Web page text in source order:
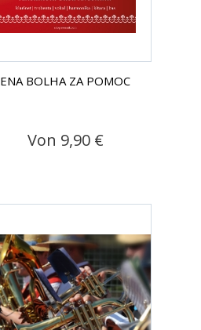
ENA BOLHA ZA POMOC
Von 9,90 €